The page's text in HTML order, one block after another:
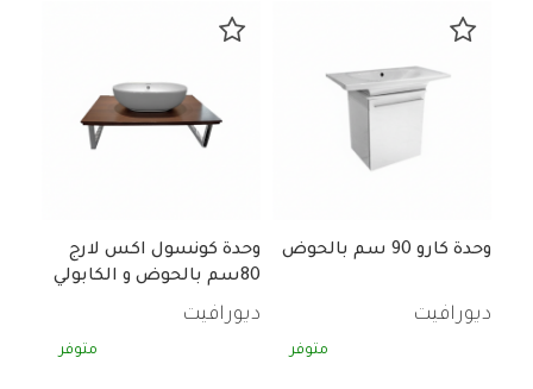
وحدة كارو 90 سم بالحوض
ديورافيت
متوفر
وحدة كونسول اكس لارج
80سم بالحوض و الكابولي
ديورافيت
متوفر